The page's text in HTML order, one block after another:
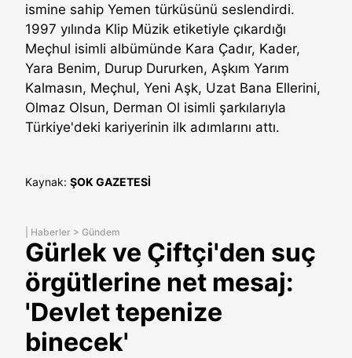
ismine sahip Yemen türküsünü seslendirdi.
1997 yılında Klip Müzik etiketiyle çıkardığı
Meçhul isimli albümünde Kara Çadır, Kader,
Yara Benim, Durup Dururken, Aşkım Yarım
Kalmasın, Meçhul, Yeni Aşk, Uzat Bana Ellerini,
Olmaz Olsun, Derman Ol isimli şarkılarıyla
Türkiye'deki kariyerinin ilk adımlarını attı.
Kaynak: ŞOK GAZETESİ
Haberler > Gündem
Gürlek ve Çiftçi'den suç
örgütlerine net mesaj:
'Devlet tepenize
binecek'